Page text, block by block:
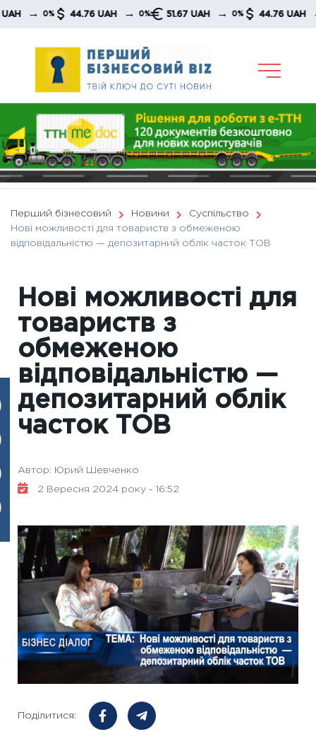
Skip
0% 44.76 UAH → 0% 51.67 UAH → 0% 44.76 UAH → 0%
Перший бізнесовий Новини
Суспільство
Нові можливості для товариств з обмеженою
відповідальністю — депозитарний облік часток ТОВ
Нові можливості для
товариств з
обмеженою
відповідальністю —
депозитарний облік
часток ТОВ
Автор: Юрий Шевченко
2 Вересня 2024 року - 16:52
Поділитися: